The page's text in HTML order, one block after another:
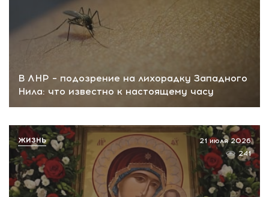
В ЛНР – подозрение на лихорадку Западного
Нила: что известно к настоящему часу
21 июля 2026
241
ЖИЗНЬ